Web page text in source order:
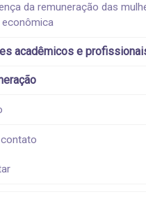
da remuneração das
econômica
acadêmicos e
contato